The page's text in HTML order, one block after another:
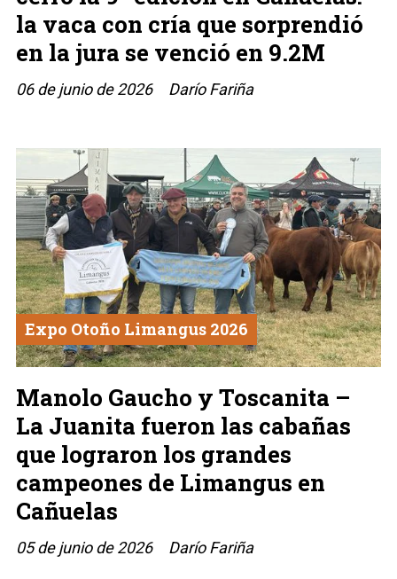
la vaca con cría que sorprendió
en la jura se venció en 9.2M
Darío Fariña
06 de junio de 2026
Manolo Gaucho y Toscanita –
La Juanita fueron las cabañas
que lograron los grandes
campeones de Limangus en
Cañuelas
Darío Fariña
Expo Otoño Limangus 2026
05 de junio de 2026